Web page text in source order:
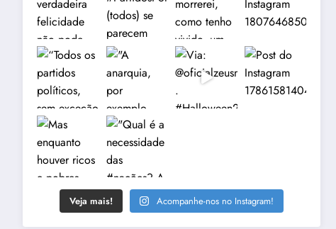
Veja mais! Acompanhe-nos no Instagram!